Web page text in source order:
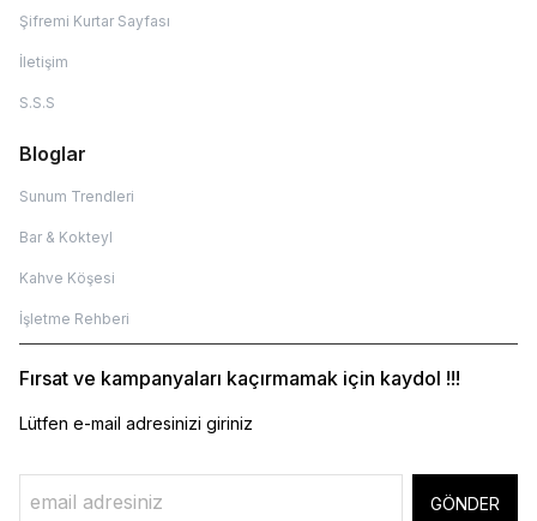
Şifremi Kurtar Sayfası
İletişim
S.S.S
Bloglar
Sunum Trendleri
Bar & Kokteyl
Kahve Köşesi
İşletme Rehberi
Fırsat ve kampanyaları kaçırmamak için kaydol !!!
Lütfen e-mail adresinizi giriniz
GÖNDER